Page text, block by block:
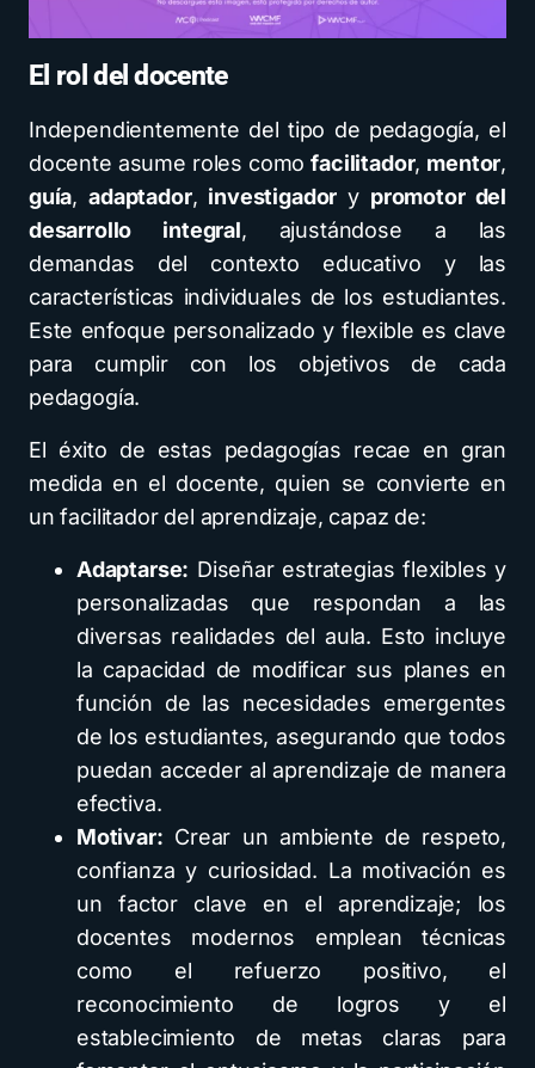
El rol del docente
Independientemente del tipo de pedagogía, el
docente asume roles comofacilitador, mentor,
guía,adaptador, investigador y promotor del
desarrollo integral, ajustándose a las
demandas del contexto educativo y las
características individuales de los estudiantes.
Este enfoque personalizado y flexible es clave
para cumplir con los objetivos de cada
pedagogía.
El éxito de estas pedagogías recae en gran
medida en el docente, quien se convierte en
un facilitador del aprendizaje, capaz de:
Adaptarse: Diseñar estrategias flexibles y
personalizadas que respondan a las
diversas realidades del aula. Esto incluye
la capacidad de modificar sus planes en
función de las necesidades emergentes
de los estudiantes, asegurando que todos
puedan acceder al aprendizaje de manera
efectiva.
Motivar: Crear un ambiente de respeto,
confianza y curiosidad. La motivación es
un factor clave en el aprendizaje; los
docentes modernos emplean técnicas
como el refuerzo positivo, el
reconocimiento de logros y el
establecimiento de metas claras para